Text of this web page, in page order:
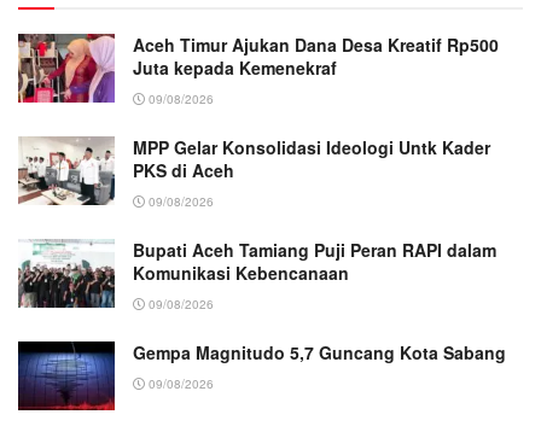
Aceh Timur Ajukan Dana Desa Kreatif Rp500
Juta kepada Kemenekraf
09/08/2026
MPP Gelar Konsolidasi Ideologi Untk Kader
PKS di Aceh
09/08/2026
Bupati Aceh Tamiang Puji Peran RAPI dalam
Komunikasi Kebencanaan
09/08/2026
Gempa Magnitudo 5,7 Guncang Kota Sabang
09/08/2026